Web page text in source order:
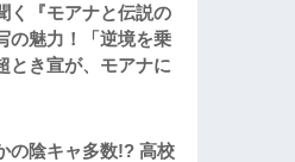
く『モアナと伝説の
の魅力！「逆境を乗
とき宣が、モアナに
の陰キャ多数!? 高校